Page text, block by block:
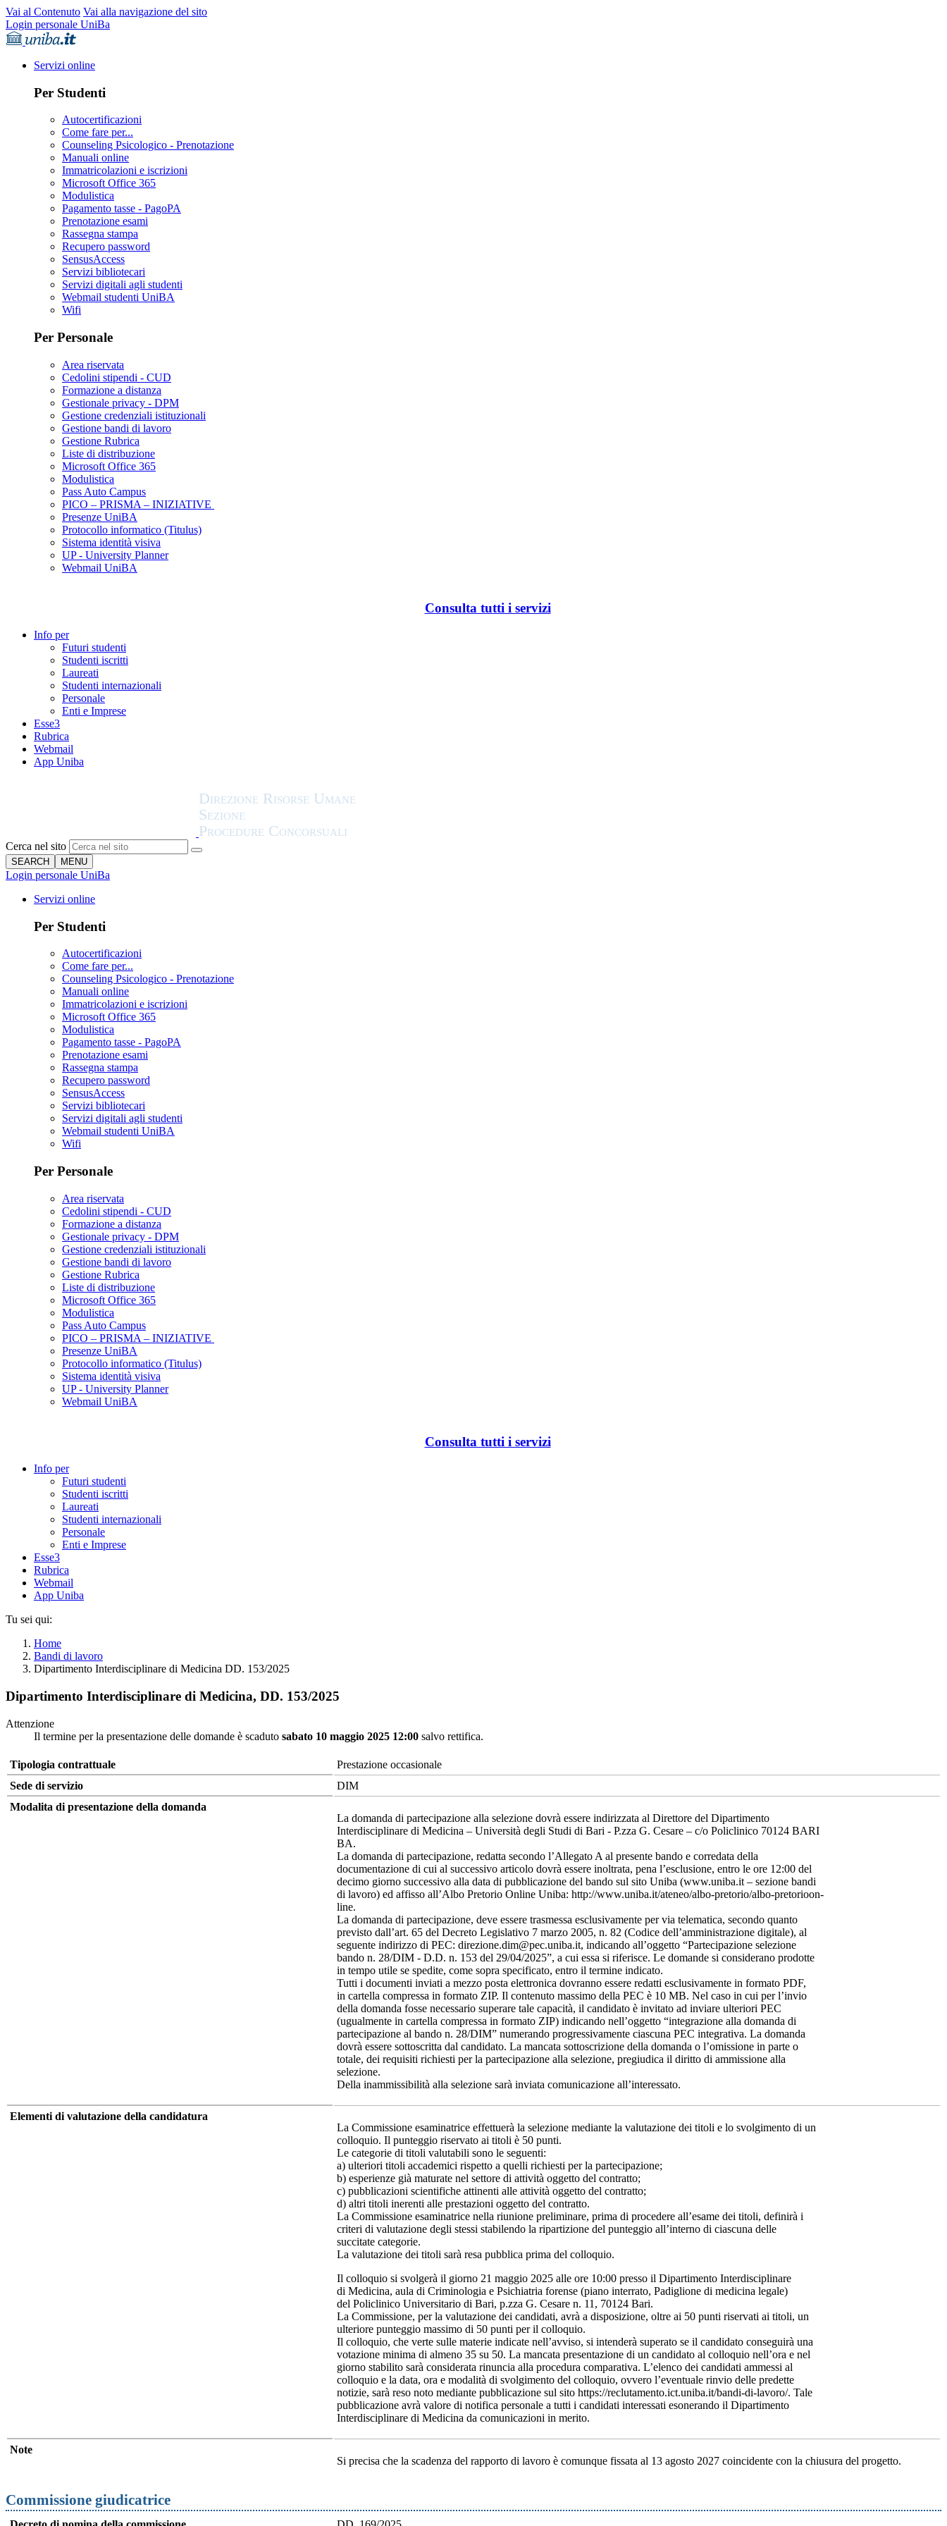
Vai al Contenuto Vai alla navigazione del sito
Login personale UniBa
Servizi online
Per Studenti
Autocertificazioni
Come fare per...
Counseling Psicologico - Prenotazione
Manuali online
Immatricolazioni e iscrizioni
Microsoft Office 365
Modulistica
Pagamento tasse - PagoPA
Prenotazione esami
Rassegna stampa
Recupero password
SensusAccess
Servizi bibliotecari
Servizi digitali agli studenti
Webmail studenti UniBA
Wifi
Per Personale
Area riservata
Cedolini stipendi - CUD
Formazione a distanza
Gestionale privacy - DPM
Gestione credenziali istituzionali
Gestione bandi di lavoro
Gestione Rubrica
Liste di distribuzione
Microsoft Office 365
Modulistica
Pass Auto Campus
PICO – PRISMA – INIZIATIVE
Presenze UniBA
Protocollo informatico (Titulus)
Sistema identità visiva
UP - University Planner
Webmail UniBA
Consulta tutti i servizi
Info per
Futuri studenti
Studenti iscritti
Laureati
Studenti internazionali
Personale
Enti e Imprese
Esse3
Rubrica
Webmail
App Uniba
Cerca nel sito
SEARCH MENU
Login personale UniBa
Servizi online
Per Studenti
Autocertificazioni
Come fare per...
Counseling Psicologico - Prenotazione
Manuali online
Immatricolazioni e iscrizioni
Microsoft Office 365
Modulistica
Pagamento tasse - PagoPA
Prenotazione esami
Rassegna stampa
Recupero password
SensusAccess
Servizi bibliotecari
Servizi digitali agli studenti
Webmail studenti UniBA
Wifi
Per Personale
Area riservata
Cedolini stipendi - CUD
Formazione a distanza
Gestionale privacy - DPM
Gestione credenziali istituzionali
Gestione bandi di lavoro
Gestione Rubrica
Liste di distribuzione
Microsoft Office 365
Modulistica
Pass Auto Campus
PICO – PRISMA – INIZIATIVE
Presenze UniBA
Protocollo informatico (Titulus)
Sistema identità visiva
UP - University Planner
Webmail UniBA
Consulta tutti i servizi
Info per
Futuri studenti
Studenti iscritti
Laureati
Studenti internazionali
Personale
Enti e Imprese
Esse3
Rubrica
Webmail
App Uniba
Tu sei qui:
Home
Bandi di lavoro
Dipartimento Interdisciplinare di Medicina DD. 153/2025
Dipartimento Interdisciplinare di Medicina, DD. 153/2025
Attenzione
Il termine per la presentazione delle domande è scaduto sabato 10 maggio 2025 12:00 salvo rettifica.
Tipologia contrattuale
Prestazione occasionale
Sede di servizio
DIM
Modalita di presentazione della domanda
La domanda di partecipazione alla selezione dovrà essere indirizzata al Direttore del Dipartimento
Interdisciplinare di Medicina – Università degli Studi di Bari - P.zza G. Cesare – c/o Policlinico 70124 BARI
BA.
La domanda di partecipazione, redatta secondo l’Allegato A al presente bando e corredata della
documentazione di cui al successivo articolo dovrà essere inoltrata, pena l’esclusione, entro le ore 12:00 del
decimo giorno successivo alla data di pubblicazione del bando sul sito Uniba (www.uniba.it – sezione bandi
di lavoro) ed affisso all’Albo Pretorio Online Uniba: http://www.uniba.it/ateneo/albo-pretorio/albo-pretorioon-
line.
La domanda di partecipazione, deve essere trasmessa esclusivamente per via telematica, secondo quanto
previsto dall’art. 65 del Decreto Legislativo 7 marzo 2005, n. 82 (Codice dell’amministrazione digitale), al
seguente indirizzo di PEC: direzione.dim@pec.uniba.it, indicando all’oggetto “Partecipazione selezione
bando n. 28/DIM - D.D. n. 153 del 29/04/2025”, a cui essa si riferisce. Le domande si considerano prodotte
in tempo utile se spedite, come sopra specificato, entro il termine indicato.
Tutti i documenti inviati a mezzo posta elettronica dovranno essere redatti esclusivamente in formato PDF,
in cartella compressa in formato ZIP. Il contenuto massimo della PEC è 10 MB. Nel caso in cui per l’invio
della domanda fosse necessario superare tale capacità, il candidato è invitato ad inviare ulteriori PEC
(ugualmente in cartella compressa in formato ZIP) indicando nell’oggetto “integrazione alla domanda di
partecipazione al bando n. 28/DIM” numerando progressivamente ciascuna PEC integrativa. La domanda
dovrà essere sottoscritta dal candidato. La mancata sottoscrizione della domanda o l’omissione in parte o
totale, dei requisiti richiesti per la partecipazione alla selezione, pregiudica il diritto di ammissione alla
selezione.
Della inammissibilità alla selezione sarà inviata comunicazione all’interessato.
Elementi di valutazione della candidatura
La Commissione esaminatrice effettuerà la selezione mediante la valutazione dei titoli e lo svolgimento di un
colloquio. Il punteggio riservato ai titoli è 50 punti.
Le categorie di titoli valutabili sono le seguenti:
a) ulteriori titoli accademici rispetto a quelli richiesti per la partecipazione;
b) esperienze già maturate nel settore di attività oggetto del contratto;
c) pubblicazioni scientifiche attinenti alle attività oggetto del contratto;
d) altri titoli inerenti alle prestazioni oggetto del contratto.
La Commissione esaminatrice nella riunione preliminare, prima di procedere all’esame dei titoli, definirà i
criteri di valutazione degli stessi stabilendo la ripartizione del punteggio all’interno di ciascuna delle
succitate categorie.
La valutazione dei titoli sarà resa pubblica prima del colloquio.
Il colloquio si svolgerà il giorno 21 maggio 2025 alle ore 10:00 presso il Dipartimento Interdisciplinare
di Medicina, aula di Criminologia e Psichiatria forense (piano interrato, Padiglione di medicina legale)
del Policlinico Universitario di Bari, p.zza G. Cesare n. 11, 70124 Bari.
La Commissione, per la valutazione dei candidati, avrà a disposizione, oltre ai 50 punti riservati ai titoli, un
ulteriore punteggio massimo di 50 punti per il colloquio.
Il colloquio, che verte sulle materie indicate nell’avviso, si intenderà superato se il candidato conseguirà una
votazione minima di almeno 35 su 50. La mancata presentazione di un candidato al colloquio nell’ora e nel
giorno stabilito sarà considerata rinuncia alla procedura comparativa. L’elenco dei candidati ammessi al
colloquio e la data, ora e modalità di svolgimento del colloquio, ovvero l’eventuale rinvio delle predette
notizie, sarà reso noto mediante pubblicazione sul sito https://reclutamento.ict.uniba.it/bandi-di-lavoro/. Tale
pubblicazione avrà valore di notifica personale a tutti i candidati interessati esonerando il Dipartimento
Interdisciplinare di Medicina da comunicazioni in merito.
Note
Si precisa che la scadenza del rapporto di lavoro è comunque fissata al 13 agosto 2027 coincidente con la chiusura del progetto.
Commissione giudicatrice